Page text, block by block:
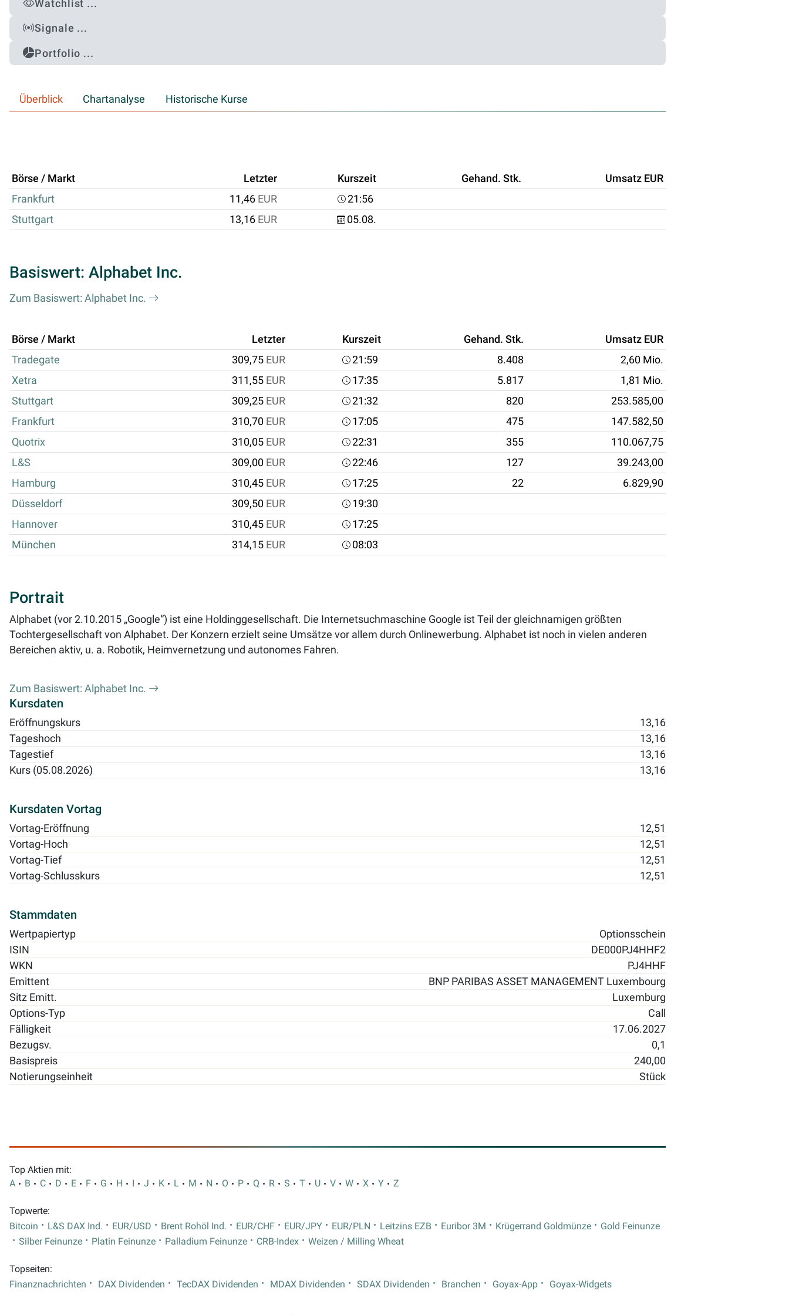
Watchlist ...
Signale ...
Portfolio ...
Überblick Chartanalyse Historische Kurse
Börse / Markt Letzter Kurszeit Gehand. Stk.
Umsatz EUR
Frankfurt
11,46 EUR
21:56
Stuttgart
13,16 EUR 05.08.
Basiswert: Alphabet Inc.
Zum Basiswert: Alphabet Inc.
Börse / Markt Letzter Kurszeit Gehand. Stk.
Umsatz EUR
Tradegate
309,75 EUR 21:59 8.408
2,60 Mio.
Xetra
311,55 EUR 17:35 5.817
1,81 Mio.
Stuttgart
309,25 EUR 21:32 820
253.585,00
Frankfurt
310,70 EUR 17:05 475
147.582,50
Quotrix
310,05 EUR 22:31 355
110.067,75
L&S
309,00 EUR 22:46 127
39.243,00
Hamburg
310,45 EUR 17:25 22
6.829,90
Düsseldorf
309,50 EUR
19:30
Hannover
310,45 EUR
17:25
München
314,15 EUR 08:03
Portrait
Alphabet (vor 2.10.2015 „Google“) ist eine Holdinggesellschaft. Die Internetsuchmaschine Google ist Teil der gleichnamigen größten
Tochtergesellschaft von Alphabet. Der Konzern erzielt seine Umsätze vor allem durch Onlinewerbung. Alphabet ist noch in vielen anderen
Bereichen aktiv, u. a. Robotik, Heimvernetzung und autonomes Fahren.
Zum Basiswert: Alphabet Inc.
Kursdaten
Eröffnungskurs
13,16
Tageshoch
13,16
Tagestief
13,16
Kurs (05.08.2026)
13,16
Kursdaten Vortag
Vortag-Eröffnung
12,51
Vortag-Hoch
12,51
Vortag-Tief
12,51
Vortag-Schlusskurs
12,51
Stammdaten
Wertpapiertyp
Optionsschein
ISIN
DE000PJ4HHF2
WKN
PJ4HHF
Emittent
BNP PARIBAS ASSET MANAGEMENT Luxembourg
Sitz Emitt.
Luxemburg
Options-Typ
Call
Fälligkeit
17.06.2027
Bezugsv.
0,1
Basispreis
240,00
Notierungseinheit
Stück
Top Aktien mit:
A
B C D E F G H I J K L M N O P Q R S T U V W X Y Z
Topwerte:
Bitcoin
L&S DAX Ind. EUR/USD Brent Rohöl Ind. EUR/CHF EUR/JPY EUR/PLN Leitzins EZB Euribor 3M Krügerrand Goldmünze
Gold Feinunze
Silber Feinunze
Platin Feinunze Palladium Feinunze CRB-Index Weizen / Milling Wheat
Topseiten:
Finanznachrichten
DAX Dividenden TecDAX Dividenden MDAX Dividenden SDAX Dividenden Branchen Goyax-App Goyax-Widgets